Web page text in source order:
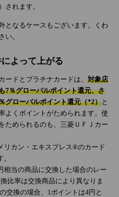
されます。
となるケースもございます。くわ
い。
よって上がる
ードとプラチナカードは、 対象店
7％グローバルポイント還元、さ
グローバルポイント還元（*2）と
よくポイントがためられます。使
ためられるのも、三菱ＵＦＪカー
リカン・エキスプレス®のカード
相当の商品に交換した場合のレー
比率は交換商品により異なりま
交換の場合、1ポイントは4円と